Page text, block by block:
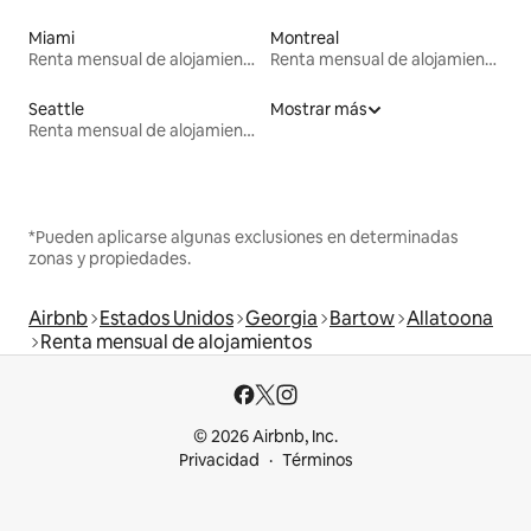
Miami
Renta mensual de alojamientos
Montreal
Renta mensual de alojamientos
Seattle
Renta mensual de alojamientos
Mostrar más
*Pueden aplicarse algunas exclusiones en determinadas
zonas y propiedades.
Airbnb Estados Unidos Georgia Bartow Allatoona
Renta mensual de alojamientos
© 2026 Airbnb, Inc.
Privacidad
Términos